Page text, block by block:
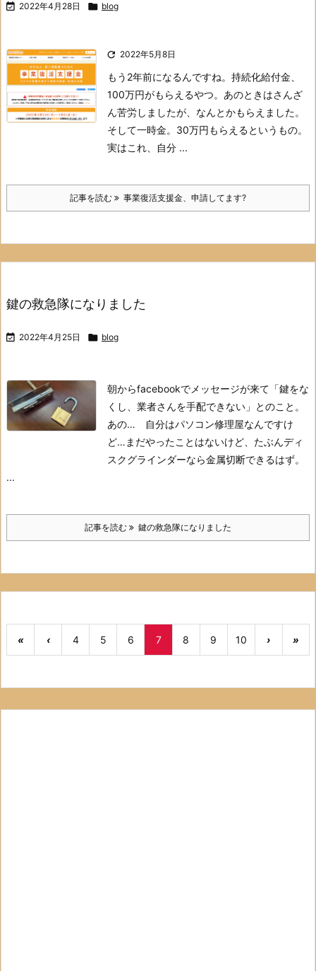
 2022年4月28日  blog
 2022年5月8日
もう2年前になるんですね。持続化給付金、
100万円がもらえるやつ。 あのときはさんざ
ん苦労しましたが、なんとかもらえました。
そして一時金。 30万円もらえるというもの。
実はこれ、自分 ...
記事を読む 事業復活支援金、申請してます?
鍵の救急隊になりました
 2022年4月25日  blog
朝からfacebookでメッセージが来て「鍵をな
くし、業者さんを手配できない」とのこと。
あの… 自分はパソコン修理屋なんですけ
ど… まだやったことはないけど、たぶんディ
スクグラインダーなら金属切断できるはず。
...
記事を読む 鍵の救急隊になりました
« ‹ 4 5 6 7 8 9 10 › »